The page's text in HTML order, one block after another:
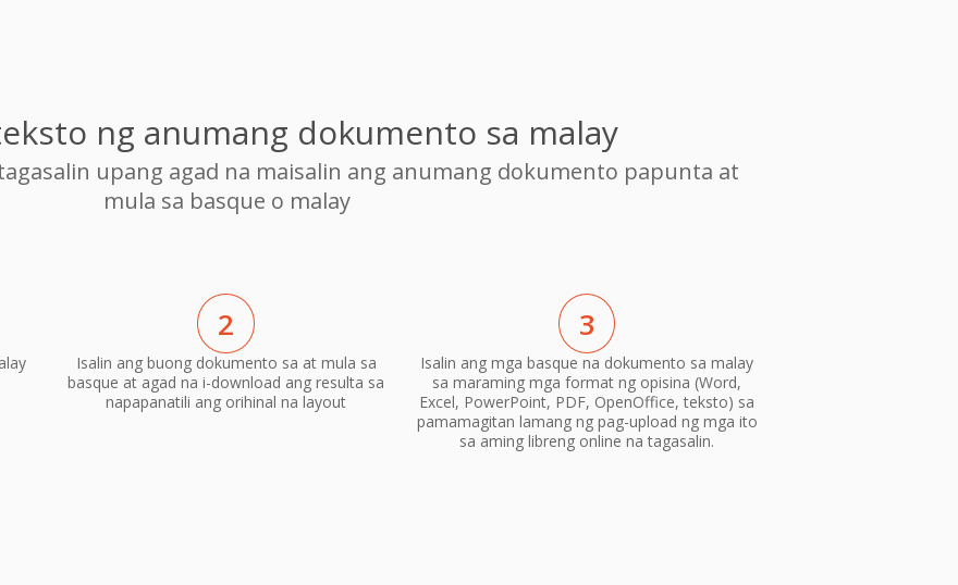
ng anumang dokumento sa malay
upang agad na maisalin ang anumang dokumento papunta at
mula sa basque o malay
2
Isalin ang buong dokumento sa at mula sa
basque at agad na i-download ang resulta sa
napapanatili ang orihinal na layout
3
Isalin ang mga basque na dokumento sa malay
sa maraming mga format ng opisina (Word,
Excel, PowerPoint, PDF, OpenOffice, teksto) sa
pamamagitan lamang ng pag-upload ng mga ito
sa aming libreng online na tagasalin.